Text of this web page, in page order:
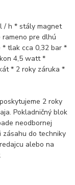
/ h * stály magnet
pre dlhú
tlak cca 0,32 bar *
4,5 watt *
* 2 roky záruka *
2 roky
Pokladničný blok
neodbornej
zásahu do techniky
alebo na